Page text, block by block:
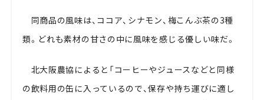
同商品の風味は、ココア、シナモン、梅こんぶ茶の3種
類。どれも素材の甘さの中に風味を感じる優しい味だ。
北大阪農協によると「コーヒーやジュースなどと同様
の飲料用の缶に入っているので、保存や持ち運びに適し